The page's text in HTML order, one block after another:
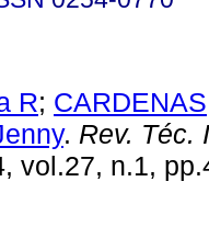
R;
. Rev. Téc.
vol.27, n.1,